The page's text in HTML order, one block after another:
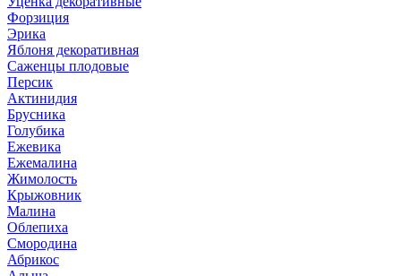
Форзиция
Эрика
Яблоня декоративная
Саженцы плодовые
Персик
Актинидия
Брусника
Голубика
Ежевика
Ежемалина
Жимолость
Крыжовник
Малина
Облепиха
Смородина
Абрикос